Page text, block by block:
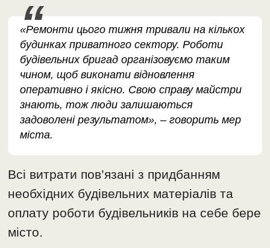
«Ремонти цього тижня тривали на кількох
будинках приватного сектору. Роботи
будівельних бригад організовуємо таким
чином, щоб виконати відновлення
оперативно і якісно. Свою справу майстри
знають, тож люди залишаються
задоволені результатом», – говорить мер
міста.
Всі витрати пов’язані з придбанням
необхідних будівельних матеріалів та
оплату роботи будівельників на себе бере
місто.